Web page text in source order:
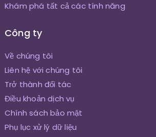
Khám phá tất cả các tính năng
Công ty
Về chúng tôi
Liên hệ với chúng tôi
Trở thành đối tác
Điều khoản dịch vụ
Chính sách bảo mật
Phụ lục xử lý dữ liệu